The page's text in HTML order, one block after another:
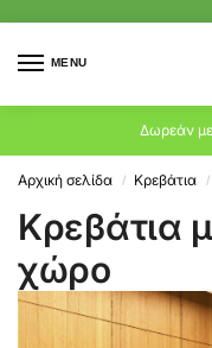
MENU
Δωρεάν
Αρχική σελίδα / Κρεβάτια /
Κρεβάτια
χώρο